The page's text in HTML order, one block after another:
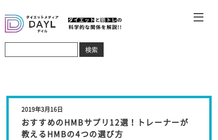
2019年3月16日
おすすめのHMBサプリ12選！トレーナーが
教えるHMBの4つの選び方